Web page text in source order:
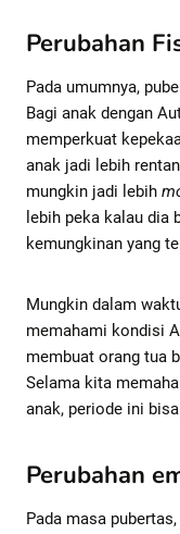
Perubahan
Pada umumnya,
Bagi anak dengan
memperkuat
anak jadi lebih
mungkin jadi lebih
lebih peka kalau dia
kemungkinan yang
Mungkin dalam
memahami kondisi
membuat orang tua
Selama kita
anak, periode ini
Perubahan
Pada masa